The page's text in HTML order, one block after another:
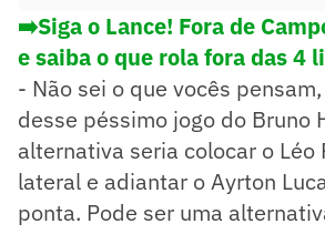
➡️Siga o Lance! Fora de
e saiba o que rola fora das 4
- Não sei o que vocês
desse péssimo jogo do Bruno
alternativa seria colocar o Léo
lateral e adiantar o Ayrton
ponta. Pode ser uma